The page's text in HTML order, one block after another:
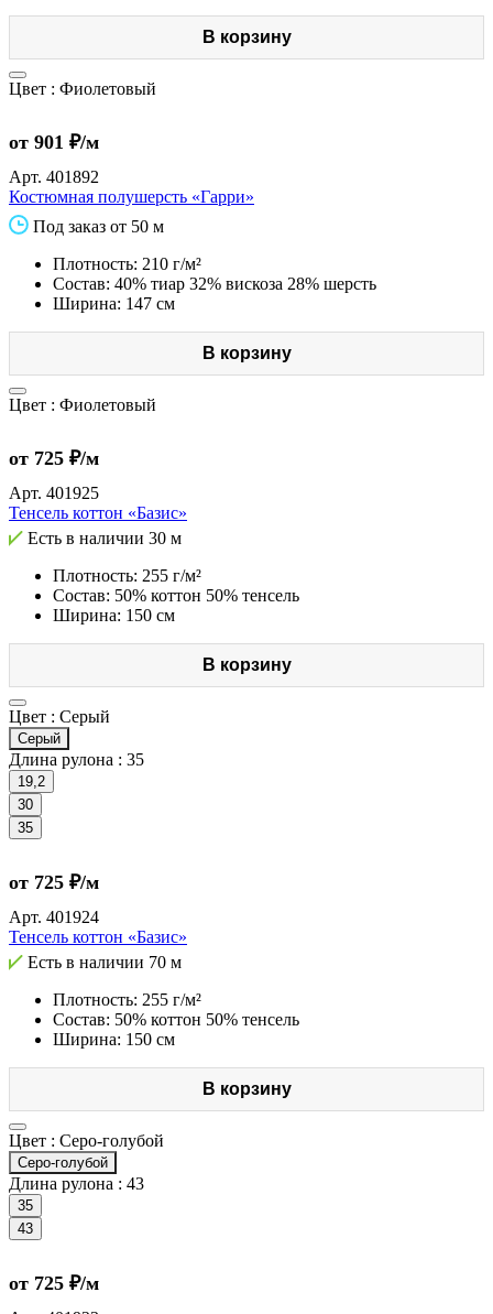
В корзину
Цвет : Фиолетовый
от 901 ₽/м
Арт. 401892
Костюмная полушерсть «Гарри»
Под заказ от 50 м
Плотность: 210 г/м²
Состав: 40% тиар 32% вискоза 28% шерсть
Ширина: 147 см
В корзину
Цвет : Фиолетовый
от 725 ₽/м
Арт. 401925
Тенсель коттон «Базис»
Есть в наличии 30 м
Плотность: 255 г/м²
Состав: 50% коттон 50% тенсель
Ширина: 150 см
В корзину
Цвет : Серый
Серый
Длина рулона : 35
19,2
30
35
от 725 ₽/м
Арт. 401924
Тенсель коттон «Базис»
Есть в наличии 70 м
Плотность: 255 г/м²
Состав: 50% коттон 50% тенсель
Ширина: 150 см
В корзину
Цвет : Серо-голубой
Серо-голубой
Длина рулона : 43
35
43
от 725 ₽/м